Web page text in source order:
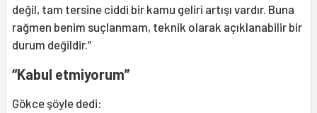
değil, tam tersine ciddi bir kamu geliri artışı vardır. Buna
rağmen benim suçlanmam, teknik olarak açıklanabilir bir
durum değildir.”
“Kabul etmiyorum”
Gökce şöyle dedi: